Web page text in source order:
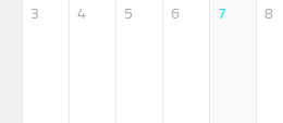
3 4 5 6 7 8